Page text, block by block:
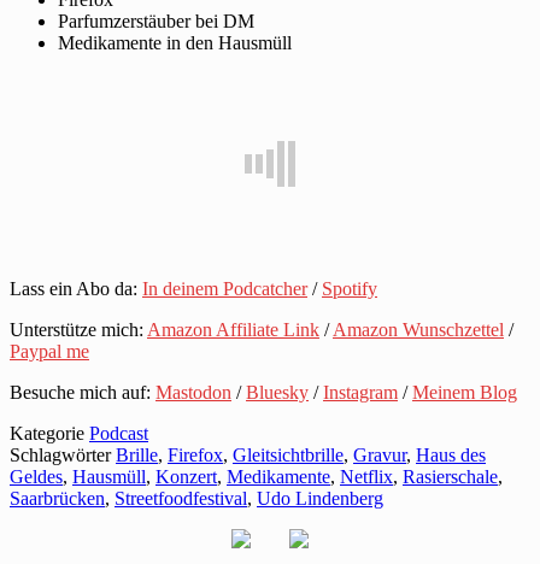
Parfumzerstäuber bei DM
Medikamente in den Hausmüll
Lass ein Abo da: In deinem Podcatcher/ Spotify
Unterstütze mich: Amazon Affiliate Link /Amazon Wunschzettel /
Paypal me
Besuche mich auf: Mastodon /Bluesky /Instagram /Meinem Blog
Kategorie Podcast
SchlagwörterBrille, Firefox, Gleitsichtbrille, Gravur, Haus des
Geldes, Hausmüll, Konzert, Medikamente, Netflix, Rasierschale,
Saarbrücken, Streetfoodfestival, Udo Lindenberg